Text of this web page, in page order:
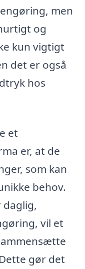
men
og
kun vigtigt
det er også
hos
et
er, at de
som kan
behov.
vil et
gør det